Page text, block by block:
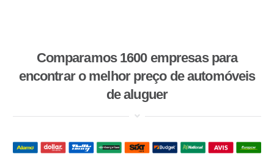
Comparamos 1600 empresas para
encontrar o melhor preço de automóveis
de aluguer